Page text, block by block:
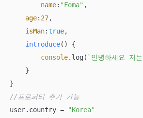
name: "Foma" ,
age: 27,
isMan:true,
introduce( )
{
console.log( `안녕하세요 저는
    }
//프로퍼티 추가 가능
user.country =
"Korea"